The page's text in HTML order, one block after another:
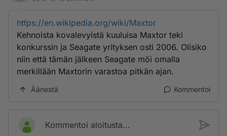
https://en.wikipedia.org/wiki/Maxtor
Kehnoista kovalevyistä kuuluisa Maxtor teki
konkurssin ja Seagate yrityksen osti 2006. Olisiko
niin että tämän jälkeen Seagate möi omalla
merkillään Maxtorin varastoa pitkän ajan.
Äänestä Kommentoi
Kommentoi aloitusta...